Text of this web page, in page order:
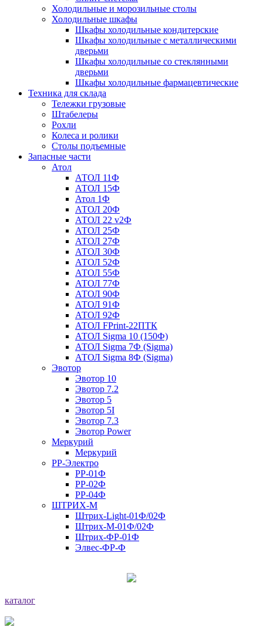
Холодильные и морозильные столы
Холодильные шкафы
Шкафы холодильные кондитерские
Шкафы холодильные с металлическими
дверьми
Шкафы холодильные со стеклянными
дверьми
Шкафы холодильные фармацевтические
Техника для склада
Тележки грузовые
Штабелеры
Рохли
Колеса и ролики
Столы подъемные
Запасные части
Атол
АТОЛ 11Ф
АТОЛ 15Ф
Атол 1Ф
АТОЛ 20Ф
АТОЛ 22 v2Ф
АТОЛ 25Ф
АТОЛ 27Ф
АТОЛ 30Ф
АТОЛ 52Ф
АТОЛ 55Ф
АТОЛ 77Ф
АТОЛ 90Ф
АТОЛ 91Ф
АТОЛ 92Ф
АТОЛ FPrint-22ПТК
АТОЛ Sigma 10 (150Ф)
АТОЛ Sigma 7Ф (Sigma)
АТОЛ Sigma 8Ф (Sigma)
Эвотор
Эвотор 10
Эвотор 7.2
Эвотор 5
Эвотор 5I
Эвотор 7.3
Эвотор Power
Меркурий
Меркурий
РР-Электро
РР-01Ф
РР-02Ф
РР-04Ф
ШТРИХ-М
Штрих-Light-01Ф/02Ф
Штрих-М-01Ф/02Ф
Штрих-ФР-01Ф
Элвес-ФР-Ф
каталог